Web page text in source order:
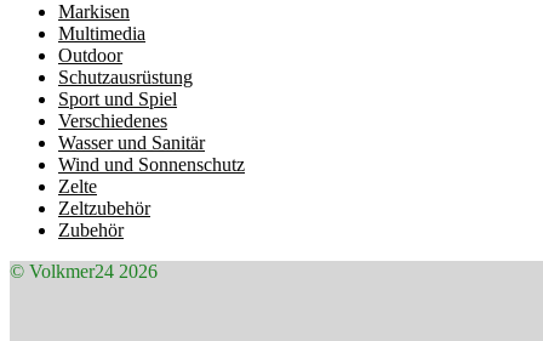
Markisen
Multimedia
Outdoor
Schutzausrüstung
Sport und Spiel
Verschiedenes
Wasser und Sanitär
Wind und Sonnenschutz
Zelte
Zeltzubehör
Zubehör
© Volkmer24 2026